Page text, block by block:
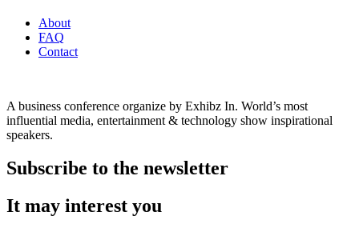
About
FAQ
Contact
A business conference organize by Exhibz In. World’s most
influential media, entertainment & technology show inspirational
speakers.
Subscribe to the newsletter
It may interest you